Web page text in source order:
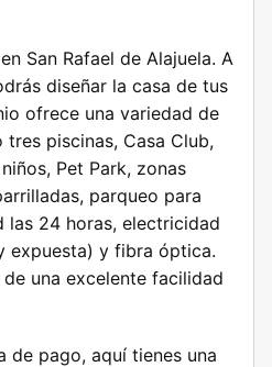
San Rafael de Alajuela. A
diseñar la casa de tus
ofrece una variedad de
tres piscinas, Casa Club,
Pet Park, zonas
parqueo para
las 24 horas, electricidad
expuesta) y fibra óptica.
una excelente facilidad
de pago, aquí tienes una